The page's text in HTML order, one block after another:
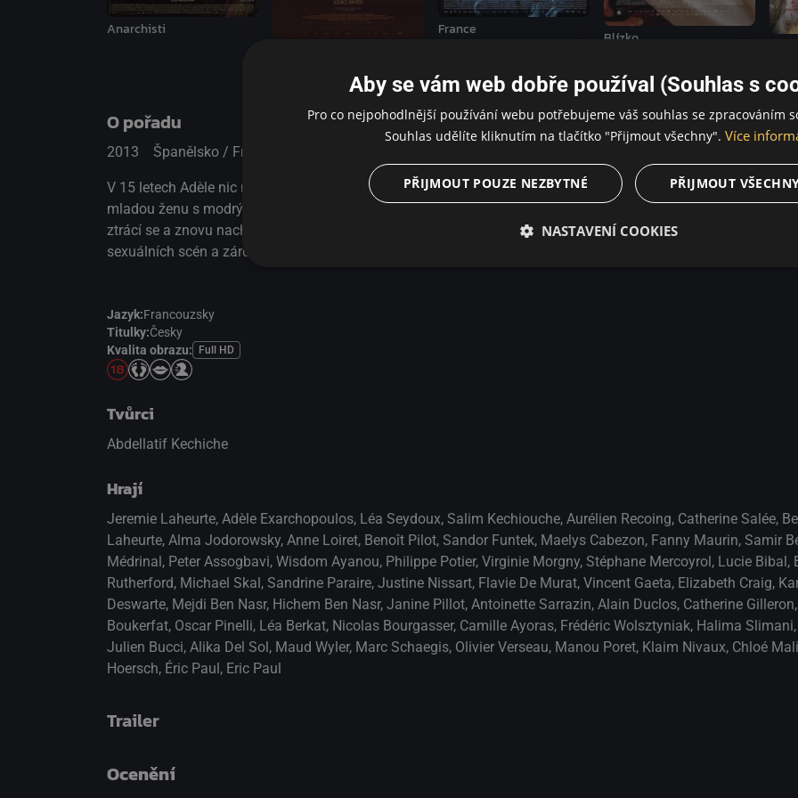
Anarchisti
France Blízko
O pořadu
2013 Španělsko / Francie / Belgie
V 15 letech Adèle nic nezpochybňuje: dívky zkrátka chodí s kluky. Adèlin život se však obrátí vzhůru nohama,
mladou ženu s modrými vlasy, která jí umožní objevit touhu a prosadit se jako dospělá žena. Adèle dospívá,
ztrácí se a znovu nachází…Režisér Abdellatif Kechiche šokoval na MFF v Cannes filmové kritiky svým
sexuálních scén a zároveň uchvátil výjimečným příběhem dvou žen, které hledají cestu k sobě samým i k
Jazyk:Francouzsky
Titulky:Česky
Kvalita obrazu:
Full HD
Tvůrci
Abdellatif Kechiche
Hrají
Jeremie Laheurte, Adèle Exarchopoulos, Léa Seydoux, Salim Kechiouche, Aurélien Recoing, Catherine Salée,
Laheurte, Alma Jodorowsky, Anne Loiret, Benoît Pilot, Sandor Funtek, Maelys Cabezon, Fanny Maurin, Samir
Médrinal , Peter Assogbavi, Wisdom Ayanou, Philippe Potier, Virginie Morgny, Stéphane Mercoyrol , Lucie Bibal ,
Rutherford, Michael Skal , Sandrine Paraire, Justine Nissart, Flavie De Murat, Vincent Gaeta, Elizabeth Craig,
Deswarte, Mejdi Ben Nasr, Hichem Ben Nasr, Janine Pillot, Antoinette Sarrazin, Alain Duclos, Catherine Gilleron,
Boukerfat, Oscar Pinelli, Léa Berkat, Nicolas Bourgasser, Camille Ayoras, Frédéric Wolsztyniak, Halima Slimani,
Julien Bucci, Alika Del Sol , Maud Wyler, Marc Schaegis, Olivier Verseau, Manou Poret, Klaim Nivaux, Chloé
Hoersch, Éric Paul , Eric Paul
Trailer
Ocenění
Aby se vám web dobře používal (Souhlas s
Pro co nejpohodlnější používání webu potřebujeme váš souhlas se zpracováním
Souhlas udělíte kliknutím na tlačítko "Přijmout všechny". Více
PŘIJMOUT
PŘIJMOUT POUZE NEZBYTNÉ
NASTAVENÍ COOKIES